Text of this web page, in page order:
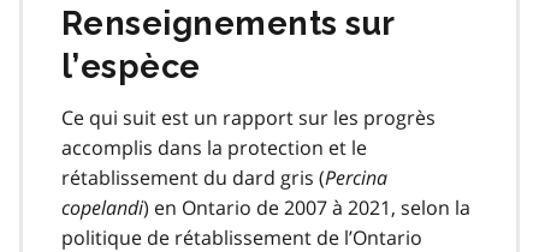
Renseignements sur
l’espèce
Ce qui suit est un rapport sur les progrès
accomplis dans la protection et le
rétablissement du dard gris (Percina
copelandi) en Ontario de 2007 à 2021, selon la
politique de rétablissement de l’Ontario